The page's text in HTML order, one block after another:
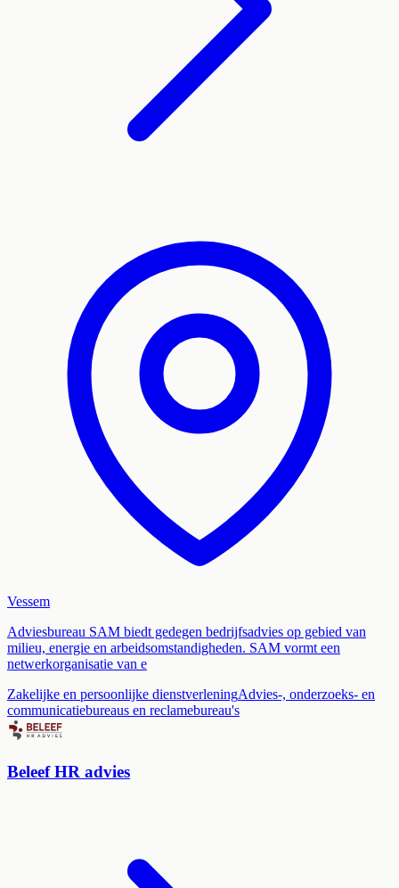
Vessem
Adviesbureau SAM biedt gedegen bedrijfsadvies op gebied van
milieu, energie en arbeidsomstandigheden. SAM vormt een
netwerkorganisatie van e
Zakelijke en persoonlijke dienstverleningAdvies-, onderzoeks- en
communicatiebureaus en reclamebureau's
Beleef HR advies